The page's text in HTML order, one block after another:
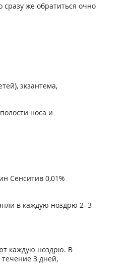
же обратиться очно
экзантема,
носа и
Сенситив 0,01%
в каждую ноздрю 2–3
каждую ноздрю. В
3 дней,